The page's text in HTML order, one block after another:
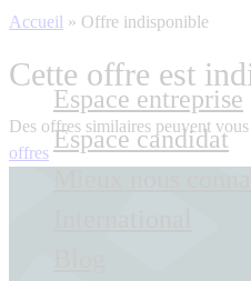
Espace entreprise
Espace candidat
Accueil » Offre indisponible
Cette offre est
Des offres similaires peuvent
offres